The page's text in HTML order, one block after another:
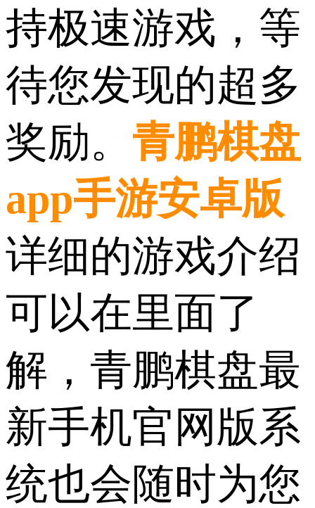
持极速游戏，等
待您发现的超多
奖励。 青鹏棋盘
app手游安卓版
详细的游戏介绍
可以在里面了
解，青鹏棋盘最
新手机官网版系
统也会随时为您